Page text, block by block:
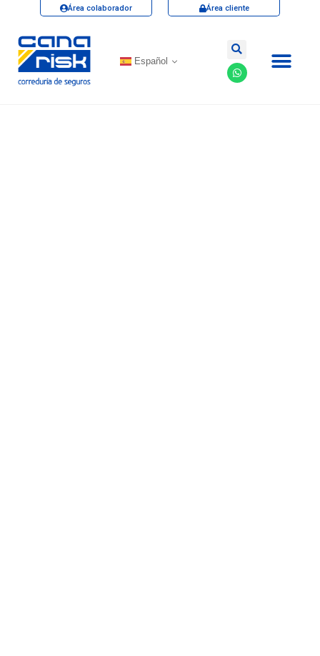
Área colaborador Área cliente
Español